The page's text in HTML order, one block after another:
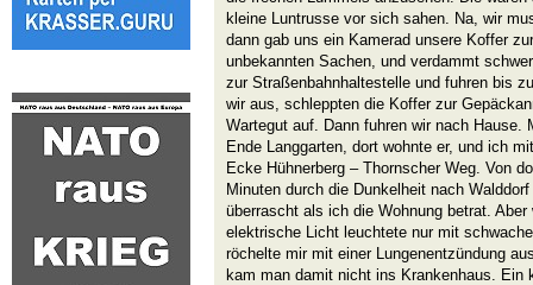
kleine Luntrusse vor sich sahen. Na, wir
dann gab uns ein Kamerad unsere Koffer
unbekannten Sachen, und verdammt
zur Straßenbahnhaltestelle und fuhren bis
wir aus, schleppten die Koffer zur
Wartegut auf. Dann fuhren wir nach Hause.
Ende Langgarten, dort wohnte er, und ich
Ecke Hühnerberg – Thornscher Weg. Von
Minuten durch die Dunkelheit nach
überrascht als ich die Wohnung betrat.
elektrische Licht leuchtete nur mit
röchelte mir mit einer Lungenentzündung
kam man damit nicht ins Krankenhaus. Ein